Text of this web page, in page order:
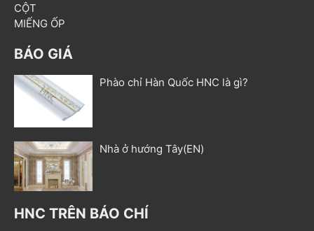
CỘT
MIẾNG ỐP
BÁO GIÁ
Phào chỉ Hàn Quốc HNC là gì?
Nhà ở hướng Tây(EN)
HNC TRÊN BÁO CHÍ